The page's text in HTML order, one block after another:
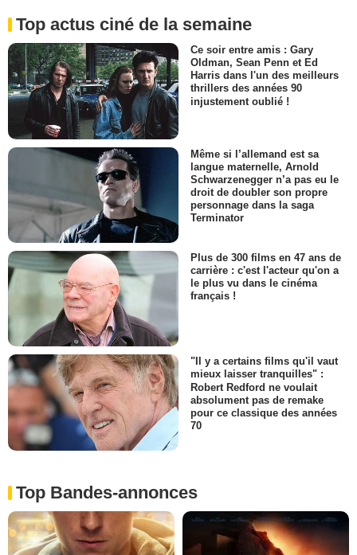
Top actus ciné de la semaine
Ce soir entre amis : Gary
Oldman, Sean Penn et Ed
Harris dans l'un des meilleurs
thrillers des années 90
injustement oublié !
Même si l’allemand est sa
langue maternelle, Arnold
Schwarzenegger n’a pas eu le
droit de doubler son propre
personnage dans la saga
Terminator
Plus de 300 films en 47 ans de
carrière : c'est l'acteur qu'on a
le plus vu dans le cinéma
français !
"Il y a certains films qu'il vaut
mieux laisser tranquilles" :
Robert Redford ne voulait
absolument pas de remake
pour ce classique des années
70
Top Bandes-annonces